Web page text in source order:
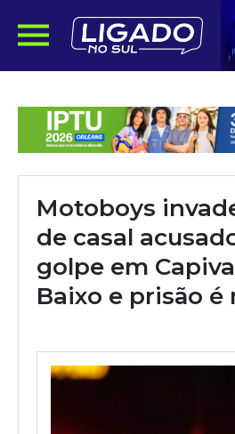
Motoboys
de casal
golpe em
Baixo e prisão é